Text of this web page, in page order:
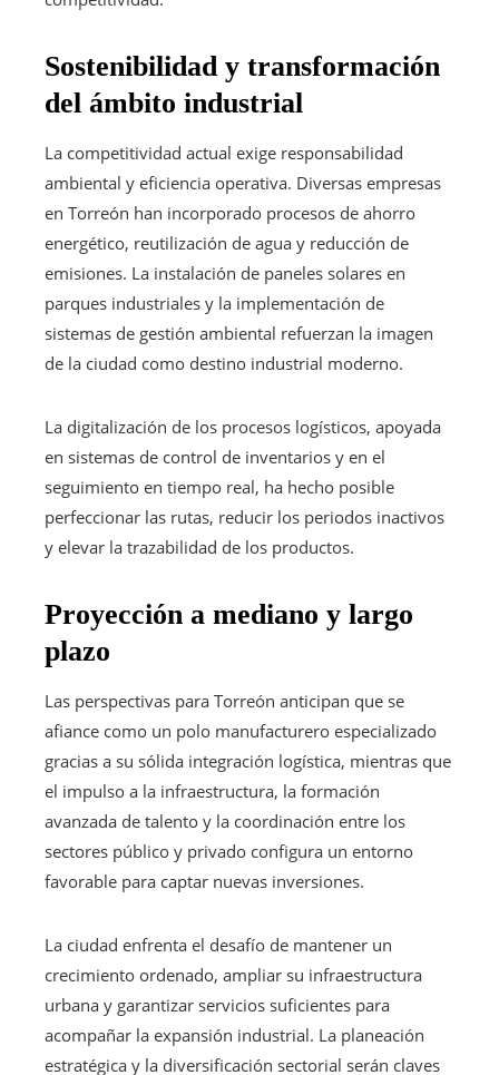
Sostenibilidad y transformación
del ámbito industrial
La competitividad actual exige responsabilidad
ambiental y eficiencia operativa. Diversas empresas
en Torreón han incorporado procesos de ahorro
energético, reutilización de agua y reducción de
emisiones. La instalación de paneles solares en
parques industriales y la implementación de
sistemas de gestión ambiental refuerzan la imagen
de la ciudad como destino industrial moderno.
La digitalización de los procesos logísticos, apoyada
en sistemas de control de inventarios y en el
seguimiento en tiempo real, ha hecho posible
perfeccionar las rutas, reducir los periodos inactivos
y elevar la trazabilidad de los productos.
Proyección a mediano y largo
plazo
Las perspectivas para Torreón anticipan que se
afiance como un polo manufacturero especializado
gracias a su sólida integración logística, mientras que
el impulso a la infraestructura, la formación
avanzada de talento y la coordinación entre los
sectores público y privado configura un entorno
favorable para captar nuevas inversiones.
La ciudad enfrenta el desafío de mantener un
crecimiento ordenado, ampliar su infraestructura
urbana y garantizar servicios suficientes para
acompañar la expansión industrial. La planeación
estratégica y la diversificación sectorial serán claves